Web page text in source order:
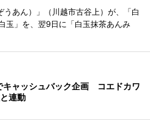
うあん）」（川越市古谷上）が、「白
玉」を、翌9日に「白玉抹茶あんみ
キャッシュバック企画 コエドカワ
連動